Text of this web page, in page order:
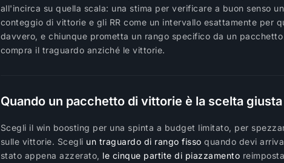
all'incirca su quella scala: una stima per verificare a buon senso
conteggio di vittorie e gli RR come un intervallo esattamente per
davvero, e chiunque prometta un rango specifico da un
compra il traguardo anziché le vittorie.
Quando un pacchetto di vittorie è la scelta giusta
Scegli il win boosting per una spinta a budget limitato, per
sulle vittorie. Scegli un traguardo di rango fisso quando devi
stato appena azzerato, le cinque partite di piazzamento